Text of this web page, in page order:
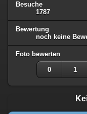
Besuche
1787
Bewertung
noch keine
Foto bewerten
0 1